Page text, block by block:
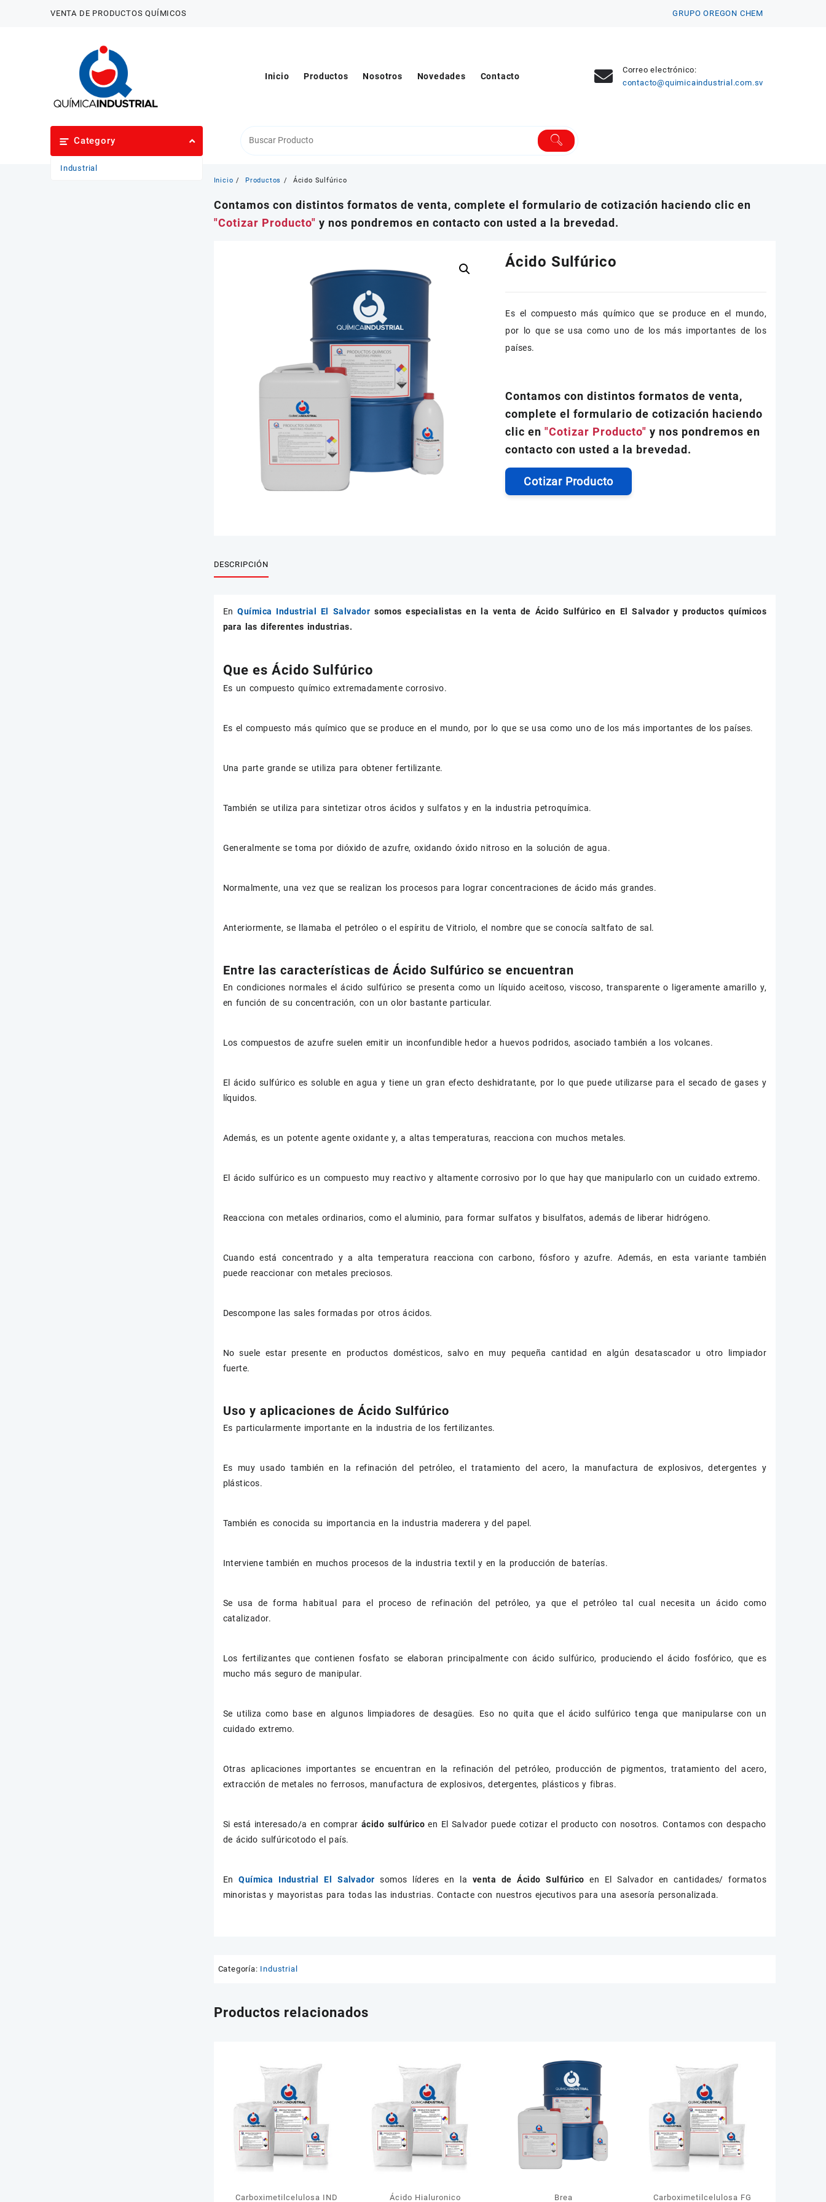
VENTA DE PRODUCTOS QUÍMICOS GRUPO OREGON CHEM
Inicio Productos Nosotros Novedades Contacto
Correo electrónico:
contacto@quimicaindustrial.com.sv
Category
Industrial
Inicio Productos Ácido Sulfúrico
Contamos con distintos formatos de venta, complete el formulario de cotización haciendo clic en
"Cotizar Producto" y nos pondremos en contacto con usted a la brevedad.
Ácido Sulfúrico
Es el compuesto más químico que se produce en el mundo,
por lo que se usa como uno de los más importantes de los
países.
Contamos con distintos formatos de venta,
complete el formulario de cotización haciendo
clic en"Cotizar Producto" y nos pondremos en
contacto con usted a la brevedad.
Cotizar Producto
DESCRIPCIÓN
EnQuímica Industrial El Salvador somos especialistas en la venta de Ácido Sulfúrico en El Salvador y productos químicos
para las diferentes industrias.
Que es Ácido Sulfúrico
Es un compuesto químico extremadamente corrosivo.
Es el compuesto más químico que se produce en el mundo, por lo que se usa como uno de los más importantes de los países.
Una parte grande se utiliza para obtener fertilizante.
También se utiliza para sintetizar otros ácidos y sulfatos y en la industria petroquímica.
Generalmente se toma por dióxido de azufre, oxidando óxido nitroso en la solución de agua.
Normalmente, una vez que se realizan los procesos para lograr concentraciones de ácido más grandes.
Anteriormente, se llamaba el petróleo o el espíritu de Vitriolo, el nombre que se conocía saltfato de sal.
Entre las características de Ácido Sulfúrico se encuentran
En condiciones normales el ácido sulfúrico se presenta como un líquido aceitoso, viscoso, transparente o ligeramente amarillo y,
en función de su concentración, con un olor bastante particular.
Los compuestos de azufre suelen emitir un inconfundible hedor a huevos podridos, asociado también a los volcanes.
El ácido sulfúrico es soluble en agua y tiene un gran efecto deshidratante, por lo que puede utilizarse para el secado de gases y
líquidos.
Además, es un potente agente oxidante y, a altas temperaturas, reacciona con muchos metales.
El ácido sulfúrico es un compuesto muy reactivo y altamente corrosivo por lo que hay que manipularlo con un cuidado extremo.
Reacciona con metales ordinarios, como el aluminio, para formar sulfatos y bisulfatos, además de liberar hidrógeno.
Cuando está concentrado y a alta temperatura reacciona con carbono, fósforo y azufre. Además, en esta variante también
puede reaccionar con metales preciosos.
Descompone las sales formadas por otros ácidos.
No suele estar presente en productos domésticos, salvo en muy pequeña cantidad en algún desatascador u otro limpiador
fuerte.
Uso y aplicaciones de Ácido Sulfúrico
Es particularmente importante en la industria de los fertilizantes.
Es muy usado también en la refinación del petróleo, el tratamiento del acero, la manufactura de explosivos, detergentes y
plásticos.
También es conocida su importancia en la industria maderera y del papel.
Interviene también en muchos procesos de la industria textil y en la producción de baterías.
Se usa de forma habitual para el proceso de refinación del petróleo, ya que el petróleo tal cual necesita un ácido como
catalizador.
Los fertilizantes que contienen fosfato se elaboran principalmente con ácido sulfúrico, produciendo el ácido fosfórico, que es
mucho más seguro de manipular.
Se utiliza como base en algunos limpiadores de desagües. Eso no quita que el ácido sulfúrico tenga que manipularse con un
cuidado extremo.
Otras aplicaciones importantes se encuentran en la refinación del petróleo, producción de pigmentos, tratamiento del acero,
extracción de metales no ferrosos, manufactura de explosivos, detergentes, plásticos y fibras.
Si está interesado/a en comprarácido sulfúrico en El Salvador puede cotizar el producto con nosotros. Contamos con despacho
de ácido sulfúricotodo el país.
EnQuímica Industrial El Salvador somos líderes en la venta de Ácido Sulfúrico en El Salvador en cantidades/ formatos
minoristas y mayoristas para todas las industrias. Contacte con nuestros ejecutivos para una asesoría personalizada.
Categoría: Industrial
Productos relacionados
Carboximetilcelulosa IND Ácido Hialuronico Brea Carboximetilcelulosa FG